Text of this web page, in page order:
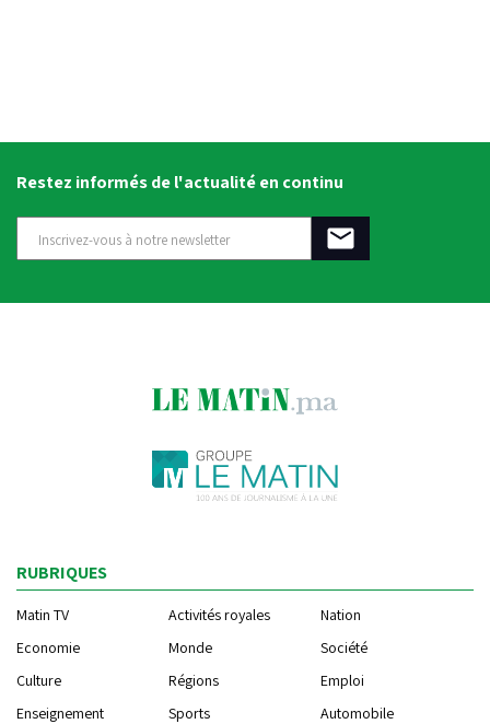
Restez informés de l'actualité en continu
RUBRIQUES
Matin TV Activités royales
Nation
Economie
Monde
Société
Culture
Régions
Emploi
Enseignement
Sports
Automobile